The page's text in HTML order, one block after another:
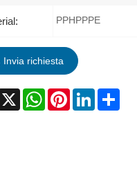
PPHPPPE
Invia richiesta
X WhatsAppPinterestLinkedIn